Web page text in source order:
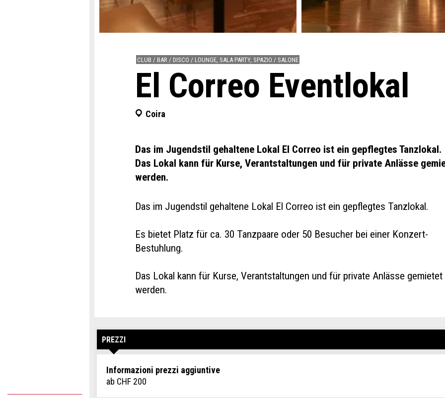
CLUB / BAR / DISCO / LOUNGE, SALA PARTY, SPAZIO / SALONE
El Correo Eventlokal
Coira
Das im Jugendstil gehaltene Lokal El Correo ist ein gepflegtes Tanzlokal.
Das Lokal kann für Kurse, Verantstaltungen und für private Anlässe
werden.
Das im Jugendstil gehaltene Lokal El Correo ist ein gepflegtes Tanzlokal.
Es bietet Platz für ca. 30 Tanzpaare oder 50 Besucher bei einer Konzert-
Bestuhlung.
Das Lokal kann für Kurse, Verantstaltungen und für private Anlässe gemietet
werden.
PREZZI
Informazioni prezzi aggiuntive
ab CHF 200